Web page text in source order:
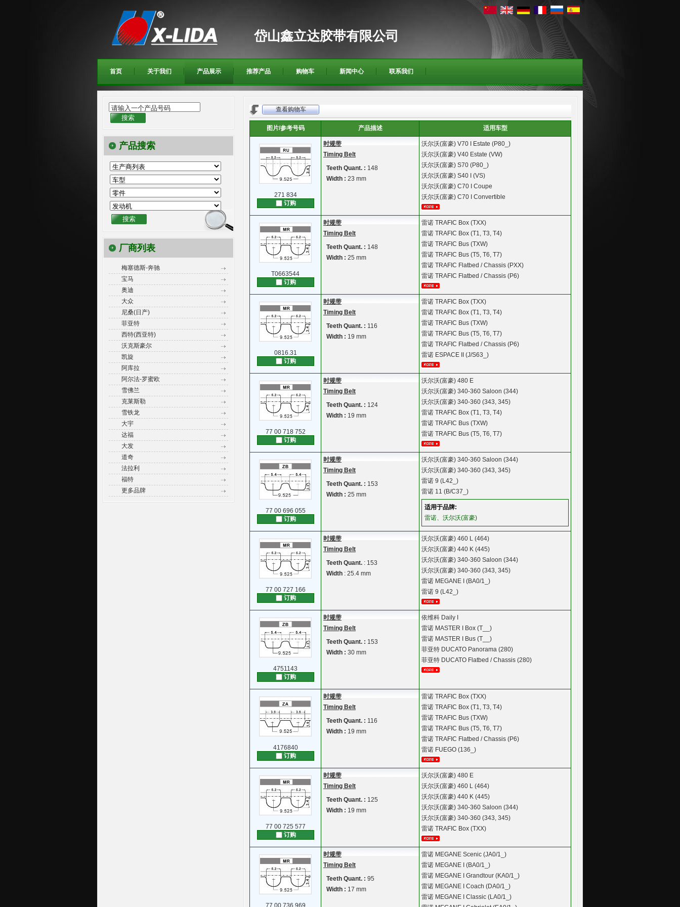
岱山鑫立达胶带有限公司
首页 关于我们 产品展示 推荐产品 购物车 新闻中心 联系我们
查看购物车
图片/参考号码 产品描述 适用车型
订购
271 834
时规带
Timing Belt
Teeth Quant. : 148
Width : 23 mm
沃尔沃(富豪) V70 I Estate (P80_)
沃尔沃(富豪) V40 Estate (VW)
沃尔沃(富豪) S70 (P80_)
沃尔沃(富豪) S40 I (VS)
沃尔沃(富豪) C70 I Coupe
沃尔沃(富豪) C70 I Convertible
订购
T0663544
时规带
Timing Belt
Teeth Quant. : 148
Width : 25 mm
雷诺 TRAFIC Box (TXX)
雷诺 TRAFIC Box (T1, T3, T4)
雷诺 TRAFIC Bus (TXW)
雷诺 TRAFIC Bus (T5, T6, T7)
雷诺 TRAFIC Flatbed / Chassis (PXX)
雷诺 TRAFIC Flatbed / Chassis (P6)
订购
0816.31
时规带
Timing Belt
Teeth Quant. : 116
Width : 19 mm
雷诺 TRAFIC Box (TXX)
雷诺 TRAFIC Box (T1, T3, T4)
雷诺 TRAFIC Bus (TXW)
雷诺 TRAFIC Bus (T5, T6, T7)
雷诺 TRAFIC Flatbed / Chassis (P6)
雷诺 ESPACE II (J/S63_)
订购
77 00 718 752
时规带
Timing Belt
Teeth Quant. : 124
Width : 19 mm
沃尔沃(富豪) 480 E
沃尔沃(富豪) 340-360 Saloon (344)
沃尔沃(富豪) 340-360 (343, 345)
雷诺 TRAFIC Box (T1, T3, T4)
雷诺 TRAFIC Bus (TXW)
雷诺 TRAFIC Bus (T5, T6, T7)
订购
77 00 696 055
时规带
Timing Belt
Teeth Quant. : 153
Width : 25 mm
沃尔沃(富豪) 340-360 Saloon (344)
沃尔沃(富豪) 340-360 (343, 345)
雷诺 9 (L42_)
雷诺 11 (B/C37_)
适用于品牌:
雷诺、沃尔沃(富豪)
订购
77 00 727 166
时规带
Timing Belt
Teeth Quant. : 153
Width : 25.4 mm
沃尔沃(富豪) 460 L (464)
沃尔沃(富豪) 440 K (445)
沃尔沃(富豪) 340-360 Saloon (344)
沃尔沃(富豪) 340-360 (343, 345)
雷诺 MEGANE I (BA0/1_)
雷诺 9 (L42_)
订购
4751143
时规带
Timing Belt
Teeth Quant. : 153
Width : 30 mm
依维科 Daily I
雷诺 MASTER I Box (T__)
雷诺 MASTER I Bus (T__)
菲亚特 DUCATO Panorama (280)
菲亚特 DUCATO Flatbed / Chassis (280)
订购
4176840
时规带
Timing Belt
Teeth Quant. : 116
Width : 19 mm
雷诺 TRAFIC Box (TXX)
雷诺 TRAFIC Box (T1, T3, T4)
雷诺 TRAFIC Bus (TXW)
雷诺 TRAFIC Bus (T5, T6, T7)
雷诺 TRAFIC Flatbed / Chassis (P6)
雷诺 FUEGO (136_)
订购
77 00 725 577
时规带
Timing Belt
Teeth Quant. : 125
Width : 19 mm
沃尔沃(富豪) 480 E
沃尔沃(富豪) 460 L (464)
沃尔沃(富豪) 440 K (445)
沃尔沃(富豪) 340-360 Saloon (344)
沃尔沃(富豪) 340-360 (343, 345)
雷诺 TRAFIC Box (TXX)
77 00 736 969
时规带
Timing Belt
Teeth Quant. : 95
Width : 17 mm
雷诺 MEGANE Scenic (JA0/1_)
雷诺 MEGANE I (BA0/1_)
雷诺 MEGANE I Grandtour (KA0/1_)
雷诺 MEGANE I Coach (DA0/1_)
雷诺 MEGANE I Classic (LA0/1_)
请输入一个产品号码
产品搜索
厂商列表
梅塞德斯-奔驰
宝马
奥迪
大众
尼桑(日产)
菲亚特
西特(西亚特)
沃克斯豪尔
凯旋
阿库拉
阿尔法-罗蜜欧
雪佛兰
克莱斯勒
雪铁龙
大宇
达福
大发
道奇
法拉利
福特
更多品牌